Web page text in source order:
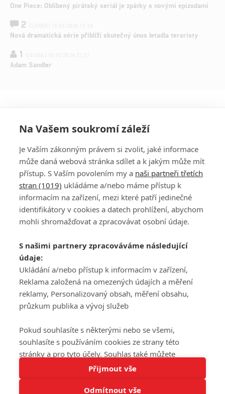
Tato stránka používá soubory cookies.
One Piece: Oblíbený pirátský seriál je zpátky s novými epizodami
2
Nová dramatická série přiblíží skutečný únos letadla teroristy
1
Adam Sandler
PŘIHLÁSIT
REGISTROVAT
DISKUZE
Šéfredaktorkou webu jePetr Slavík, e-mailserialy@fandimefilmu.cz
Máte-li zájem o inzerci na našem webu napište nám na e-mail
studio@koncal.com
Ochrana osobních údajů|Zásady používání cookies |Pravidla webu
Upravit nastavení soukromí
© 2016 – 2026 FandimeSerialum.cz / All rights reserved /
Na Vašem soukromí záleží
Je Vaším zákonným právem si zvolit, jaké informace
může daná webová stránka sdílet a k jakým může mít
přístup. S Vaším povolením my a naši partneři třetích
stran (1019) ukládáme a/nebo máme přístup k
informacím na zařízení, mezi které patří jedinečné
identifikátory v cookies a datech prohlížení, abychom
mohli shromažďovat a zpracovávat osobní údaje.
S našimi partnery zpracováváme následující
údaje:
Ukládání a/nebo přístup k informacím v zařízení,
Reklama založená na omezených údajích a měření
reklamy, Personalizovaný obsah, měření obsahu,
průzkum publika a vývoj služeb
Pokud souhlasíte s některými nebo se všemi,
souhlasíte s používáním cookies ze strany této
stránky a pro tyto účely. Souhlas také můžete
odmítnout, ale v takovém případě vám na stránce
nebudou k dispozici některé personalizované funkce.
Vaše volby souhlasu se budou vztahovat pouze na
Přijmout vše
Odmítnout vše